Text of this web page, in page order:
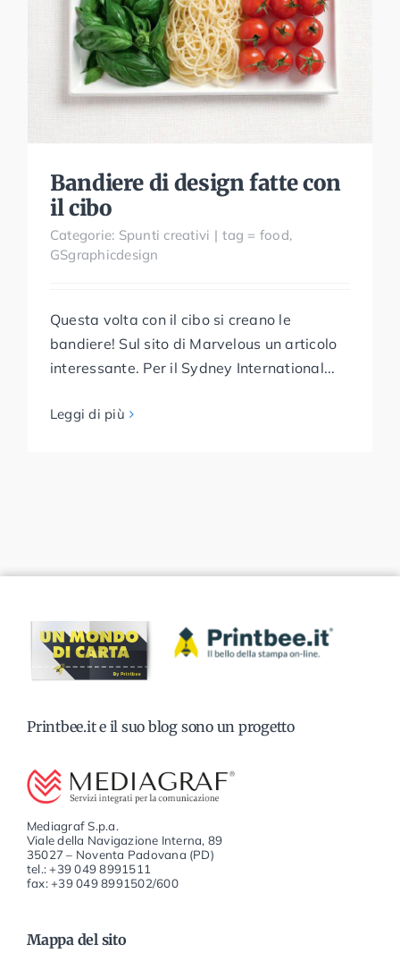
Bandiere di design fatte con
il cibo
Bandiere di design fatte con
il cibo
Categorie: Spunti creativi | tag = food,
GSgraphicdesign
Questa volta con il cibo si creano le
bandiere! Sul sito di Marvelous un articolo
interessante. Per il Sydney International...
Leggi di più
Printbee.it e il suo blog sono un progetto
Mediagraf S.p.a.
Viale della Navigazione Interna, 89
35027 – Noventa Padovana (PD)
tel.: +39 049 8991511
fax: +39 049 8991502/600
Mappa del sito